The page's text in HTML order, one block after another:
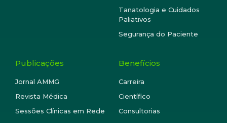
Tanatologia e Cuidados
Paliativos
Segurança do Paciente
Publicações
Jornal AMMG
Revista Médica
Sessões Clínicas em Rede
Benefícios
Carreira
Científico
Consultorias